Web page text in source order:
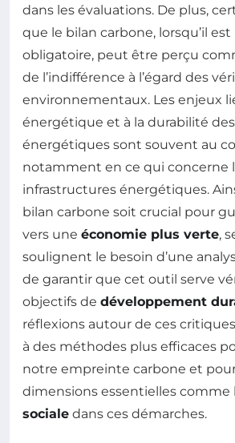
dans les évaluations. De plus,
que le bilan carbone, lorsqu’il
obligatoire, peut être perçu
de l’indifférence à l’égard des
environnementaux. Les enjeux
énergétique et à la durabilité
énergétiques sont souvent au
notamment en ce qui concerne
infrastructures énergétiques.
bilan carbone soit crucial pour
vers une économie plus verte,
soulignent le besoin d’une
de garantir que cet outil serve
objectifs de développement
réflexions autour de ces
à des méthodes plus efficaces
notre empreinte carbone et
dimensions essentielles comme
sociale dans ces démarches.